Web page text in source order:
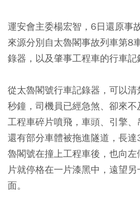
運安會主委楊宏智，6日還原事
來源分別自太魯閣事故列車第8
錄器，以及肇事工程車的行車記
從太魯閣號行車記錄器，可以
秒鐘，司機員已經急煞、卻來
工程車碎片噴飛，車頭、引擎
還有部分車體被拖進隧道，長
魯閣號在撞上工程車後，也向
片就停格在一片漆黑中，遠望
面。